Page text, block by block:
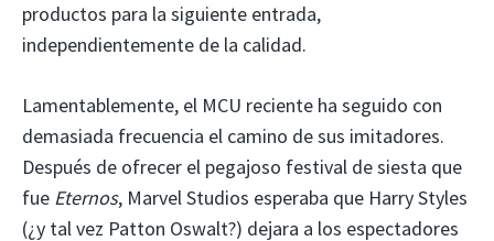
productos para la siguiente entrada,
independientemente de la calidad.
Lamentablemente, el MCU reciente ha seguido con
demasiada frecuencia el camino de sus imitadores.
Después de ofrecer el pegajoso festival de siesta que
fue Eternos, Marvel Studios esperaba que Harry Styles
(¿y tal vez Patton Oswalt?) dejara a los espectadores